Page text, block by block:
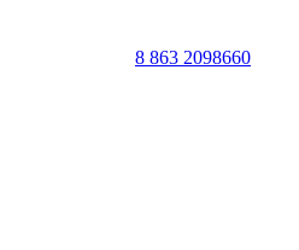
8 863 2098660